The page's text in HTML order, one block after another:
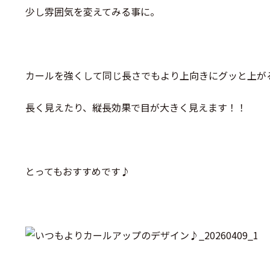
少し雰囲気を変えてみる事に。
カールを強くして同じ長さでもより上向きにグッと上が
長く見えたり、縦長効果で目が大きく見えます！！
とってもおすすめです♪